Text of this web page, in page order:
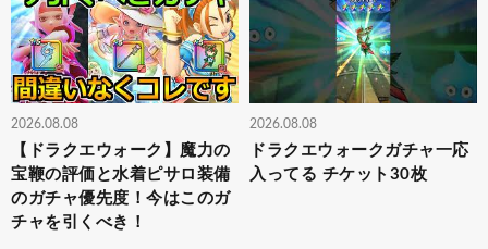
2026.08.08
【ドラクエウォーク】魔力の
宝鞭の評価と水着ピサロ装備
のガチャ優先度！今はこのガ
チャを引くべき！
2026.08.08
ドラクエウォークガチャ一応
入ってる チケット30枚